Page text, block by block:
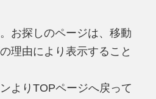
お探しのページは、移動
理由により表示すること
よりTOPページへ戻って